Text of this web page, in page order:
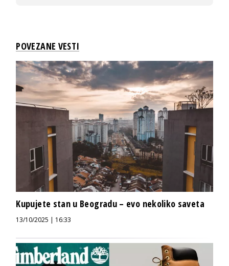
POVEZANE VESTI
Kupujete stan u Beogradu – evo nekoliko saveta
13/10/2025 | 16:33